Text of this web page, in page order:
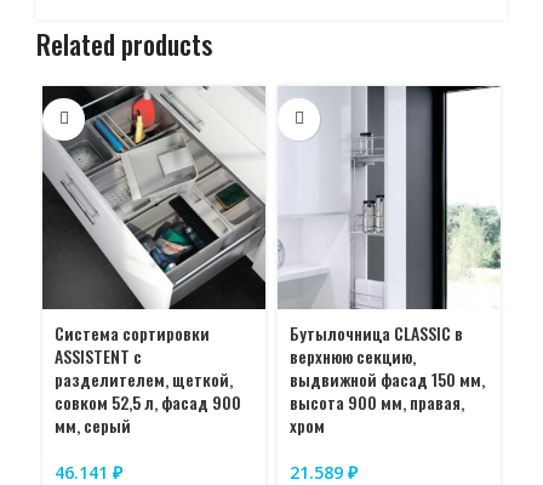
Related products
Система сортировки
ASSISTENT с
разделителем, щеткой,
совком 52,5 л, фасад 900
мм, серый
46.141 ₽
Бутылочница CLASSIC в
верхнюю секцию,
выдвижной фасад 150 мм,
высота 900 мм, правая,
хром
21.589 ₽